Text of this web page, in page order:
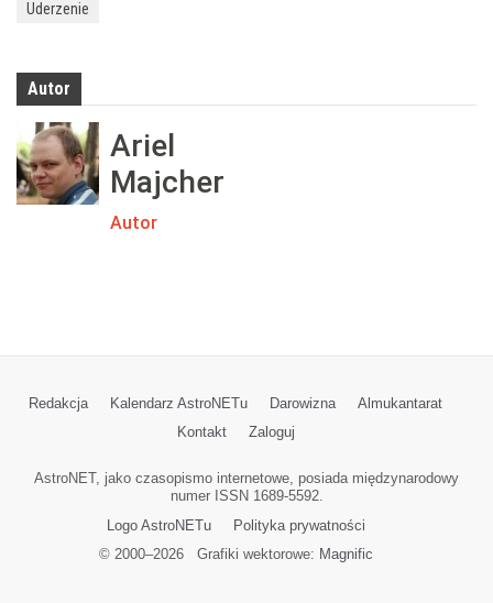
Uderzenie
Autor
Ariel
Majcher
Autor
Redakcja Kalendarz AstroNETu Darowizna
Almukantarat
Kontakt
Zaloguj
AstroNET, jako czasopismo internetowe, posiada międzynarodowy
numer ISSN 1689-5592.
Logo AstroNETu
Polityka prywatności
© 2000–2026Grafiki wektorowe: Magnific